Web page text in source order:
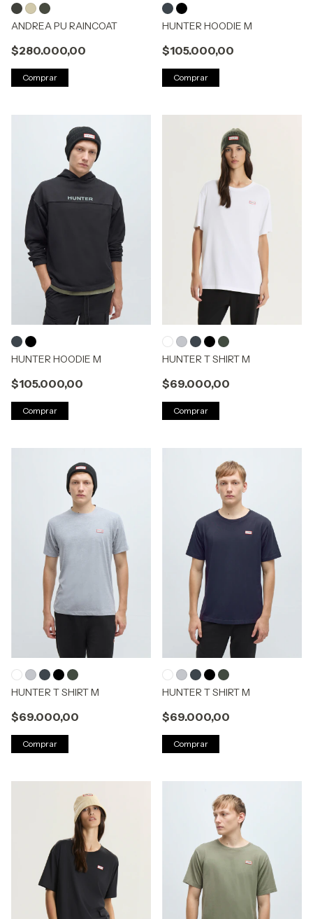
ANDREA PU RAINCOAT
$280.000,00
Comprar
HUNTER HOODIE M
$105.000,00
Comprar
HUNTER HOODIE M
$105.000,00
Comprar
HUNTER T SHIRT M
$69.000,00
Comprar
HUNTER T SHIRT M
$69.000,00
Comprar
HUNTER T SHIRT M
$69.000,00
Comprar